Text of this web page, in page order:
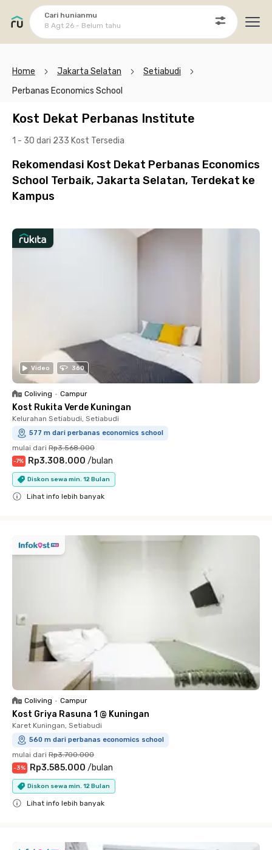
Cari hunianmu
8 Agt 26 - Belum tahu
Home Jakarta Selatan
Setiabudi
Perbanas Economics School
Kost Dekat Perbanas Institute
1 - 30 dari 233 Kost Tersedia
Rekomendasi Kost Dekat Perbanas Economics
School Terbaik, Jakarta Selatan, Terdekat ke
Kampus
Video 360
Coliving • Campur
Kost Rukita Verde Kuningan
Kelurahan Setiabudi, Setiabudi
577 m dari perbanas economics school
mulai dari Rp3.568.000
-7% Rp3.308.000 /bulan
Diskon sewa min. 12 Bulan
Lihat info lebih banyak
Coliving • Campur
Kost Griya Rasuna 1 @ Kuningan
Karet Kuningan, Setiabudi
560 m dari perbanas economics school
mulai dari Rp3.700.000
-3% Rp3.585.000 /bulan
Diskon sewa min. 12 Bulan
Lihat info lebih banyak